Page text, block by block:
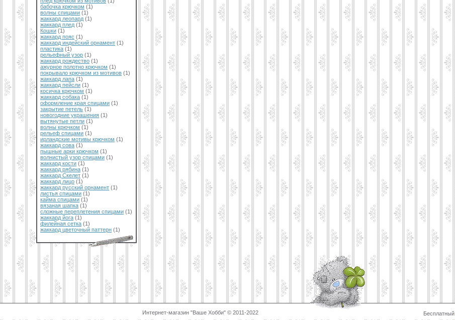
бабочка крючком (1)
волны спицами (1)
жаккард леопард (1)
жаккард плед (1)
Кошки (1)
жаккард пояс (1)
жаккард индейский орнамент (1)
пластика (1)
рельефный узор (1)
жаккард рождество (1)
ажурное полотно крючком (1)
покрывало крючком из мотивов (1)
жаккард лапа (1)
жаккард пейсли (1)
косичка крючком (1)
жаккард собака (1)
оформление края спицами (1)
закрытие петель (1)
новогодние украшения (1)
вытянутые петли (1)
волны крючком (1)
рельеф спицами (1)
ирландские мотивы крючком (1)
жаккард сова (1)
пышные арки крючком (1)
волнистый узор спицами (1)
жаккард кости (1)
жаккард рябина (1)
жаккард Скелет (1)
жаккард лицо (1)
жаккард русский орнамент (1)
листья спицами (1)
кайма спицами (1)
вязаная шапка (1)
сложные переплетения спицами (1)
жаккард йога (1)
филейная сетка (1)
жаккард цветочный паттерн (1)
Интернет-магазин "Ваше Хобби" © 2011-2022 Бесплатный